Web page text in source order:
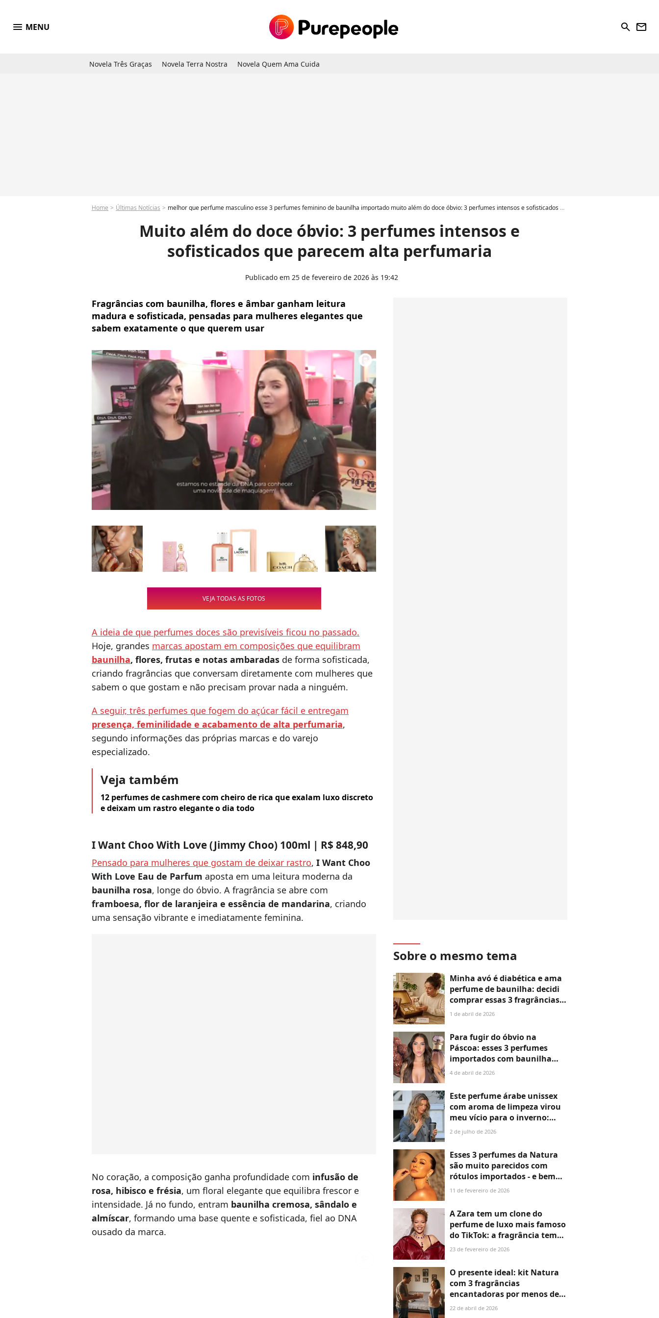
menu MENU search newsletter
Novela Três Graças Novela Terra Nostra Novela Quem Ama Cuida
Home Últimas Notícias melhor que perfume masculino esse 3 perfumes feminino de baunilha importado muito além do doce óbvio: 3 perfumes intensos e sofisticados que parecem alta perfumaria
Muito além do doce óbvio: 3 perfumes intensos e
sofisticados que parecem alta perfumaria
Publicado em 25 de fevereiro de 2026 às 19:42
Fragrâncias com baunilha, flores e âmbar ganham leitura
madura e sofisticada, pensadas para mulheres elegantes que
sabem exatamente o que querem usar
VEJA TODAS AS FOTOS
A ideia de que perfumes doces são previsíveis ficou no passado.
Hoje, grandes marcas apostam em composições que equilibram
baunilha, flores, frutas e notas ambaradas de forma sofisticada,
criando fragrâncias que conversam diretamente com mulheres que
sabem o que gostam e não precisam provar nada a ninguém.
A seguir, três perfumes que fogem do açúcar fácil e entregam
presença, feminilidade e acabamento de alta perfumaria,
segundo informações das próprias marcas e do varejo
especializado.
Veja também
12 perfumes de cashmere com cheiro de rica que exalam luxo discreto
e deixam um rastro elegante o dia todo
I Want Choo With Love (Jimmy Choo) 100ml | R$ 848,90
Pensado para mulheres que gostam de deixar rastro, I Want Choo
With Love Eau de Parfum aposta em uma leitura moderna da
baunilha rosa, longe do óbvio. A fragrância se abre com
framboesa, flor de laranjeira e essência de mandarina, criando
uma sensação vibrante e imediatamente feminina.
No coração, a composição ganha profundidade com infusão de
rosa, hibisco e frésia, um floral elegante que equilibra frescor e
intensidade. Já no fundo, entram baunilha cremosa, sândalo e
almíscar, formando uma base quente e sofisticada, fiel ao DNA
ousado da marca.
Sobre o mesmo tema
Minha avó é diabética e ama
perfume de baunilha: decidi
comprar essas 3 fragrâncias,
mais doces que chocolate,
Páscoa este ano
1 de abril de 2026
Para fugir do óbvio na
Páscoa: esses 3 perfumes
importados com baunilha
exalam elegância e frescor;
fugir do Ovo Gourmet e
surpreender com presente
4 de abril de 2026
Este perfume árabe unissex
com aroma de limpeza virou
meu vício para o inverno:
além de ser refrescante, ele
2 de julho de 2026
Esses 3 perfumes da Natura
são muito parecidos com
rótulos importados - e bem
mais baratos; um deles é o La
11 de fevereiro de 2026
A Zara tem um clone do
perfume de luxo mais famoso
do TikTok: a fragrância tem
aroma doce e intenso com
23 de fevereiro de 2026
O presente ideal: kit Natura
com 3 fragrâncias
encantadoras por menos de
R$ 270; do aroma suave ao
22 de abril de 2026